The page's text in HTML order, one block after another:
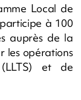
Local de
à 100
auprès de la
les opérations
et de